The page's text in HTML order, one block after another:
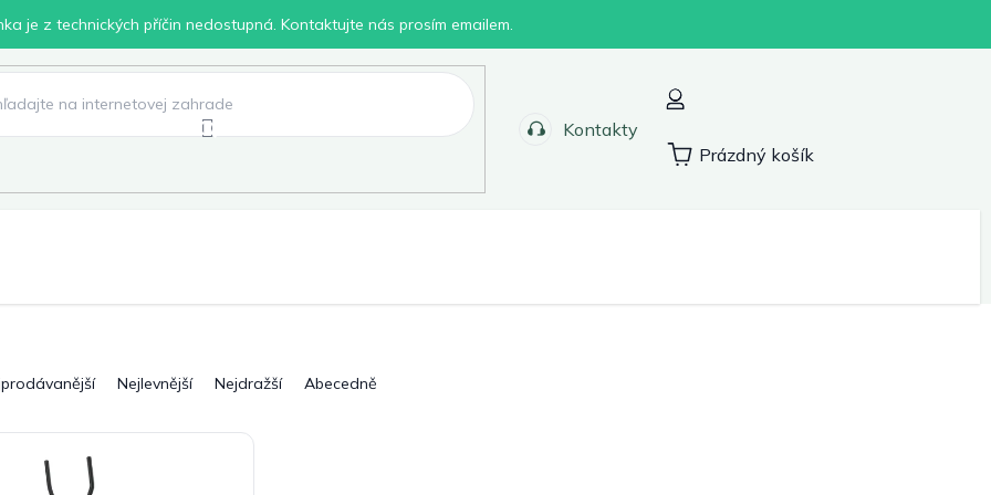
je z technických příčin nedostupná. Kontaktujte nás prosím emailem.
Kontakty
Nákupní
Prázdný košík
Nejlevnější Nejdražší Abecedně